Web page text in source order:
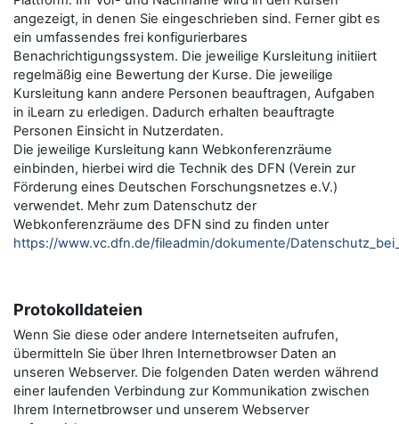
angezeigt, in denen Sie eingeschrieben sind. Ferner gibt es
ein umfassendes frei konfigurierbares
Benachrichtigungssystem. Die jeweilige Kursleitung initiiert
regelmäßig eine Bewertung der Kurse. Die jeweilige
Kursleitung kann andere Personen beauftragen, Aufgaben
in iLearn zu erledigen. Dadurch erhalten beauftragte
Personen Einsicht in Nutzerdaten.
Die jeweilige Kursleitung kann Webkonferenzräume
einbinden, hierbei wird die Technik des DFN (Verein zur
Förderung eines Deutschen Forschungsnetzes e.V.)
verwendet. Mehr zum Datenschutz der
Webkonferenzräume des DFN sind zu finden unter
https://www.vc.dfn.de/fileadmin/dokumente/
Protokolldateien
Wenn Sie diese oder andere Internetseiten aufrufen,
übermitteln Sie über Ihren Internetbrowser Daten an
unseren Webserver. Die folgenden Daten werden während
einer laufenden Verbindung zur Kommunikation zwischen
Ihrem Internetbrowser und unserem Webserver